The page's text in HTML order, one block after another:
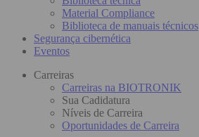
Material Compliance
Biblioteca de manuais técnicos
Segurança cibernética
Eventos
Carreiras
Carreiras na BIOTRONIK
Sua Cadidatura
Níveis de Carreira
Oportunidades de Carreira